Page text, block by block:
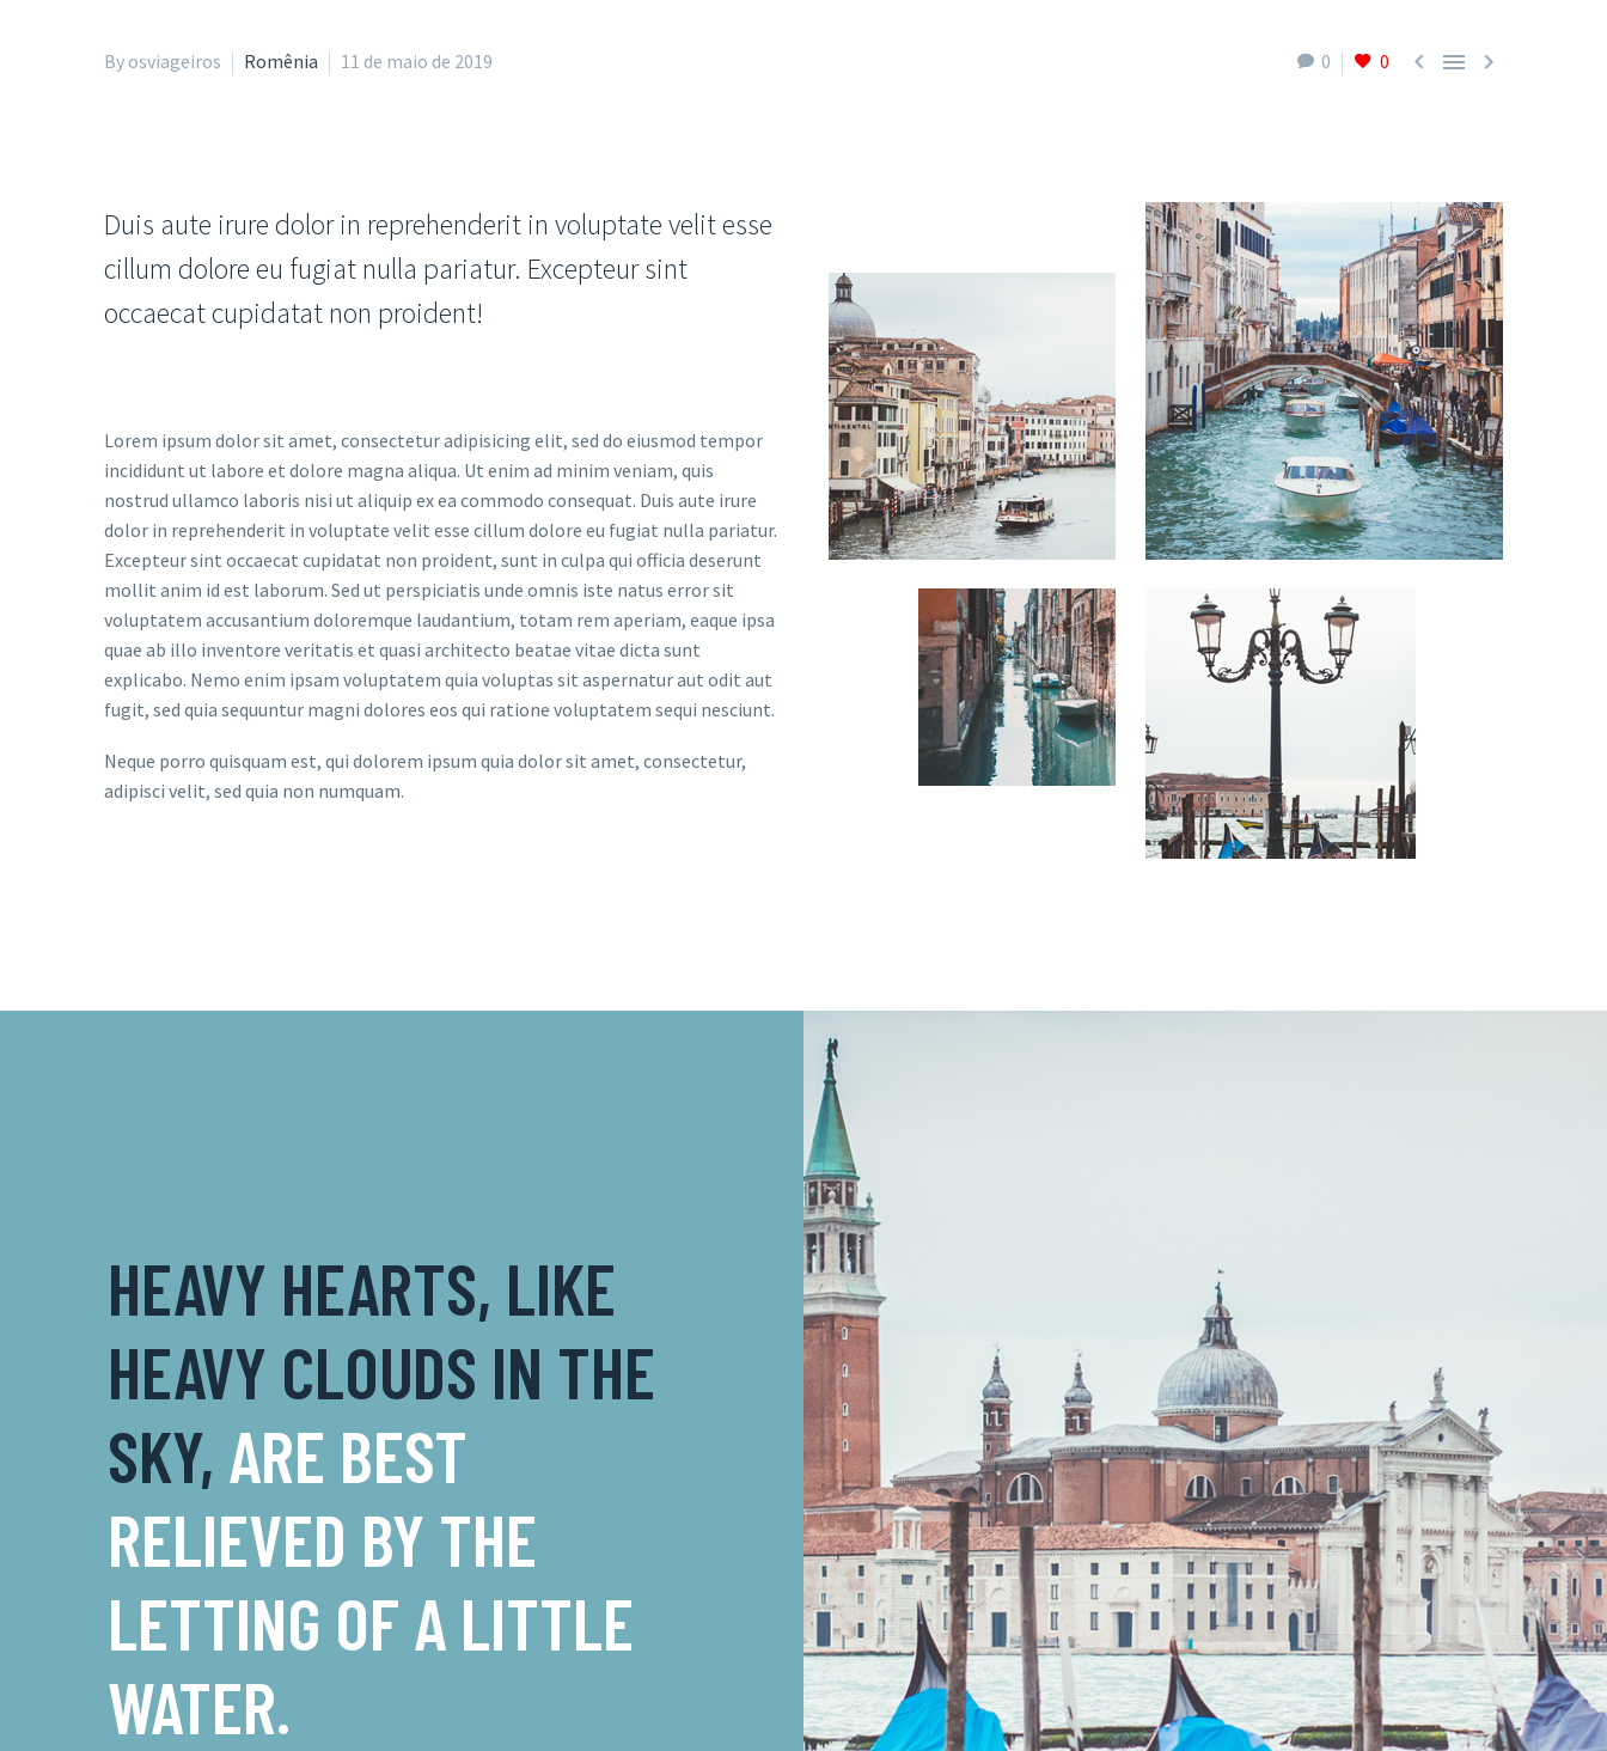
0 0   
By osviageiros Romênia 11 de maio de 2019
Duis aute irure dolor in reprehenderit in voluptate velit esse
cillum dolore eu fugiat nulla pariatur. Excepteur sint
occaecat cupidatat non proident!
Lorem ipsum dolor sit amet, consectetur adipisicing elit, sed do eiusmod tempor
incididunt ut labore et dolore magna aliqua. Ut enim ad minim veniam, quis
nostrud ullamco laboris nisi ut aliquip ex ea commodo consequat. Duis aute irure
dolor in reprehenderit in voluptate velit esse cillum dolore eu fugiat nulla pariatur.
Excepteur sint occaecat cupidatat non proident, sunt in culpa qui officia deserunt
mollit anim id est laborum. Sed ut perspiciatis unde omnis iste natus error sit
voluptatem accusantium doloremque laudantium, totam rem aperiam, eaque ipsa
quae ab illo inventore veritatis et quasi architecto beatae vitae dicta sunt
explicabo. Nemo enim ipsam voluptatem quia voluptas sit aspernatur aut odit aut
fugit, sed quia sequuntur magni dolores eos qui ratione voluptatem sequi nesciunt.
Neque porro quisquam est, qui dolorem ipsum quia dolor sit amet, consectetur,
adipisci velit, sed quia non numquam.
HEAVY HEARTS, LIKE
HEAVY CLOUDS IN THE
SKY, ARE BEST
RELIEVED BY THE
LETTING OF A LITTLE
WATER.